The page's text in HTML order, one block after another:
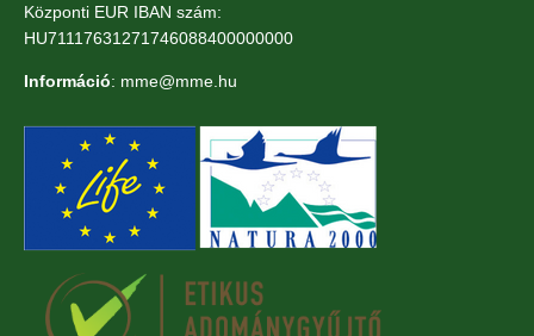
Központi EUR IBAN szám:
HU71117631271746088400000000
Információ: mme@mme.hu